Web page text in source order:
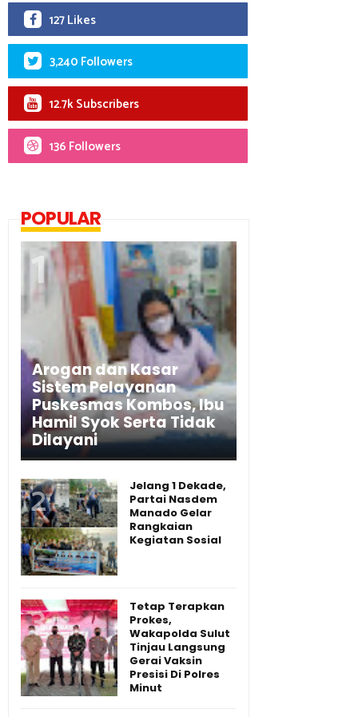
127 Likes
3,240 Followers
12.7k Subscribers
136 Followers
POPULAR
Arogan dan Kasar
Sistem Pelayanan
Puskesmas Kombos, Ibu
Hamil Syok Serta Tidak
Dilayani
Jelang 1 Dekade,
Partai Nasdem
Manado Gelar
Rangkaian
Kegiatan Sosial
Tetap Terapkan
Prokes,
Wakapolda Sulut
Tinjau Langsung
Gerai Vaksin
Presisi Di Polres
Minut